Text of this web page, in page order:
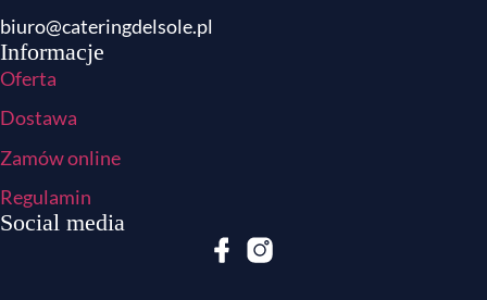
biuro@cateringdelsole.pl
Informacje
Oferta
Dostawa
Zamów online
Regulamin
Social media